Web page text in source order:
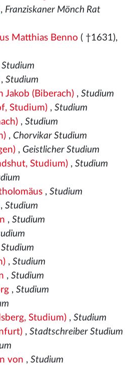
Franziskaner Mönch Rat
Matthias Benno ( †1631),
Studium
, Studium
Jakob (Biberach), Studium
Studium), Studium
, Studium
, Chorvikar Studium
, Geistlicher Studium
Studium), Studium
, Studium
Studium
, Studium
Studium
, Studium
, Studium
, Studium
Studium), Studium
, Stadtschreiber Studium
von , Studium